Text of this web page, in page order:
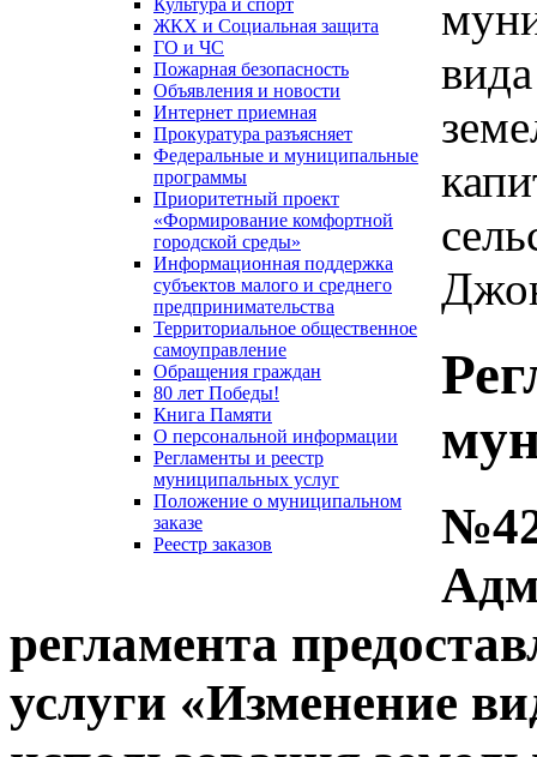
Культура и спорт
ЖКХ и Социальная защита
ГО и ЧС
Пожарная безопасность
Объявления и новости
Интернет приемная
Прокуратура разъясняет
Федеральные и муниципальные
программы
Приоритетный проект
«Формирование комфортной
городской среды»
Информационная поддержка
субъектов малого и среднего
предпринимательства
Территориальное общественное
самоуправление
Обращения граждан
80 лет Победы!
Книга Памяти
О персональной информации
Регламенты и реестр
муниципальных услуг
Положение о муниципальном
заказе
Реестр заказов
регламента
услуги «Изменение